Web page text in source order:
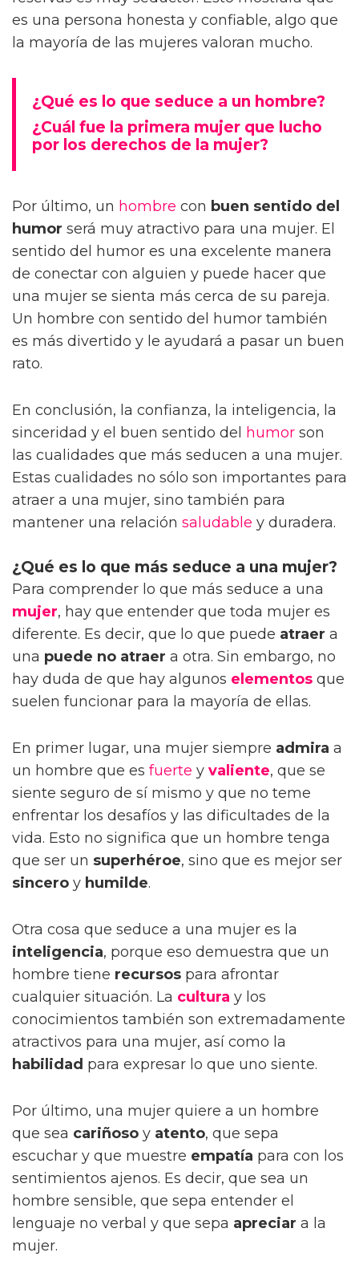
es una persona honesta y confiable, algo que
la mayoría de las mujeres valoran mucho.
¿Qué es lo que seduce a un hombre?
¿Cuál fue la primera mujer que lucho
por los derechos de la mujer?
Por último, un hombre con buen sentido del
humor será muy atractivo para una mujer. El
sentido del humor es una excelente manera
de conectar con alguien y puede hacer que
una mujer se sienta más cerca de su pareja.
Un hombre con sentido del humor también
es más divertido y le ayudará a pasar un buen
rato.
En conclusión, la confianza, la inteligencia, la
sinceridad y el buen sentido del
humor son
las cualidades que más seducen a una mujer.
Estas cualidades no sólo son importantes para
atraer a una mujer, sino también para
mantener una relación saludable y duradera.
¿Qué es lo que más seduce a una mujer?
Para comprender lo que más seduce a una
mujer, hay que entender que toda mujer es
diferente. Es decir, que lo que puede atraer a
una puede no atraer a otra. Sin embargo, no
hay duda de que hay algunos elementos que
suelen funcionar para la mayoría de ellas.
En primer lugar, una mujer siempre admira a
un hombre que es fuerte y valiente, que se
siente seguro de sí mismo y que no teme
enfrentar los desafíos y las dificultades de la
vida. Esto no significa que un hombre tenga
que ser un superhéroe, sino que es mejor ser
sincero y humilde.
Otra cosa que seduce a una mujer es la
inteligencia, porque eso demuestra que un
hombre tiene recursos para afrontar
cualquier situación. La cultura y los
conocimientos también son extremadamente
atractivos para una mujer, así como la
habilidad para expresar lo que uno siente.
Por último, una mujer quiere a un hombre
que sea cariñoso y atento, que sepa
escuchar y que muestre empatía para con los
sentimientos ajenos. Es decir, que sea un
hombre sensible, que sepa entender el
lenguaje no verbal y que sepa apreciar a la
mujer.